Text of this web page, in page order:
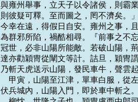
與雍州舉事，立天子以令諸侯，則霸
則彼疑可釋。至而圖之，罔不濟矣。
今幸在遠，得假日自安。雍州之事，
為群邪所陷，禍酷相尋。『前事之不
冠世，必非山陽所能敵。若破山陽，
達亦勸穎冑從闡文等計。詰旦，穎冑
乃斬天虎送示山陽，發民車牛，聲雲
甲寅，山陽至江津，單車白服，
伏兵城內，山陽入門，即於車中斬之